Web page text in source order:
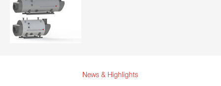
News & Highlights